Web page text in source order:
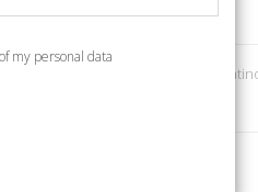
Ean13: 9788878195431
A cura di Selem A. Testo Italiano e
my personal data